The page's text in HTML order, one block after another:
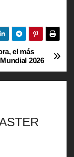
el más
2026